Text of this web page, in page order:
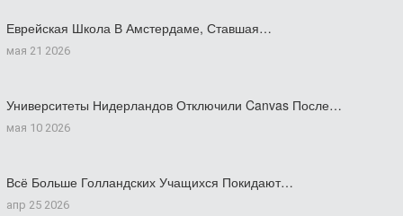
Еврейская Школа В Амстердаме, Ставшая…
мая 21 2026
Университеты Нидерландов Отключили Canvas После…
мая 10 2026
Всё Больше Голландских Учащихся Покидают…
апр 25 2026